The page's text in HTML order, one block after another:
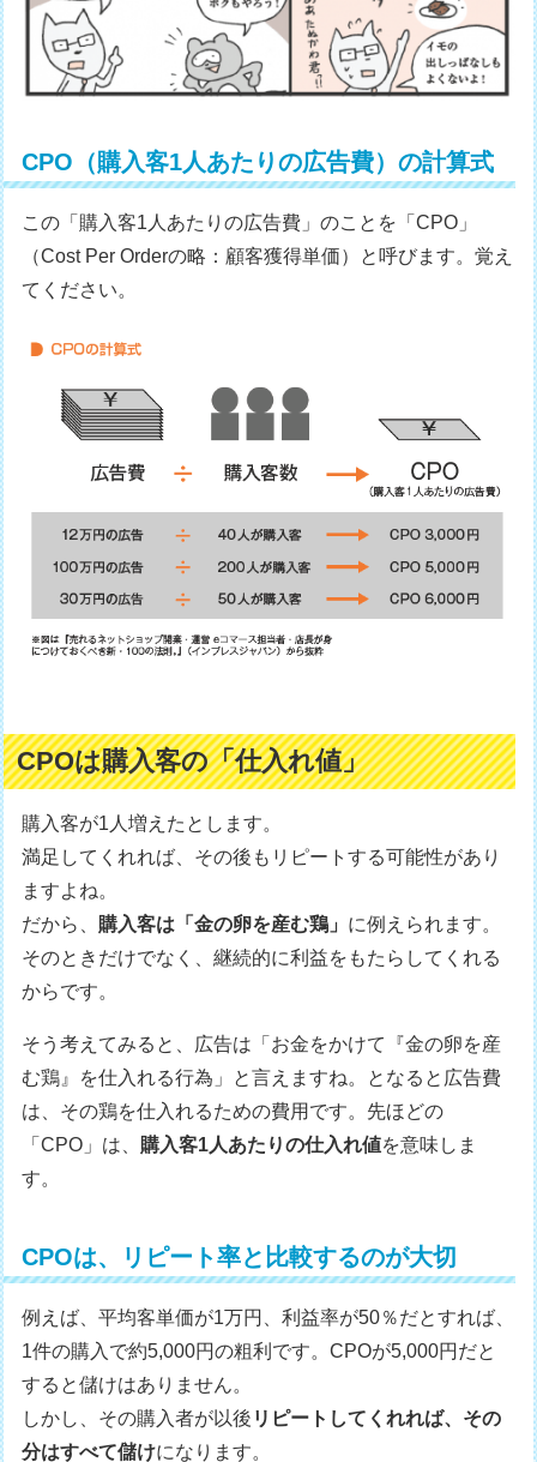
CPO（購入客1人あたりの広告費）の計算式
この「購入客1人あたりの広告費」のことを「CPO」
（Cost Per Orderの略：顧客獲得単価）と呼びます。覚え
てください。
CPOは購入客の「仕入れ値」
購入客が1人増えたとします。
満足してくれれば、その後もリピートする可能性があり
ますよね。
だから、 購入客は「金の卵を産む鶏」 に例えられます。
そのときだけでなく、継続的に利益をもたらしてくれる
からです。
そう考えてみると、広告は「お金をかけて『金の卵を産
む鶏』を仕入れる行為」と言えますね。となると広告費
は、その鶏を仕入れるための費用です。先ほどの
「CPO」は、 購入客1人あたりの仕入れ値を意味しま
す。
CPOは、リピート率と比較するのが大切
例えば、平均客単価が1万円、利益率が50％だとすれば、
1件の購入で約5,000円の粗利です。CPOが5,000円だと
すると儲けはありません。
しかし、その購入者が以後 リピートしてくれれば、その
分はすべて儲けになります。